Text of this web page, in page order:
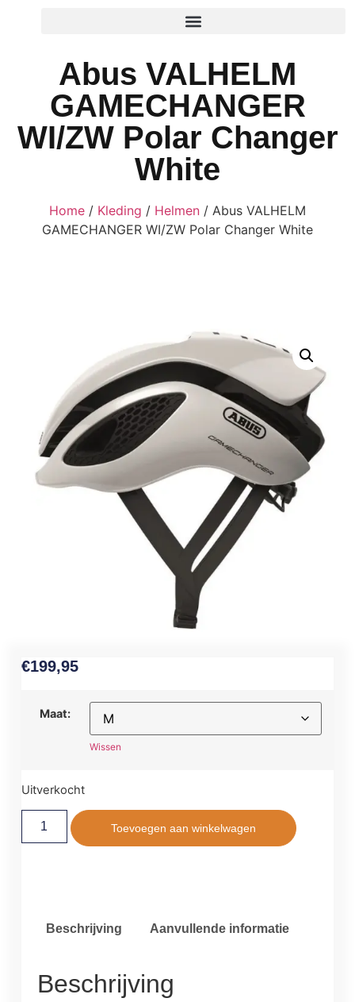
Abus VALHELM
GAMECHANGER
WI/ZW Polar Changer
White
Home / Kleding / Helmen / Abus VALHELM
GAMECHANGER WI/ZW Polar Changer White
€199,95
Maat:
Wissen
Uitverkocht
Toevoegen aan winkelwagen
Beschrijving Aanvullende informatie
Beschrijving